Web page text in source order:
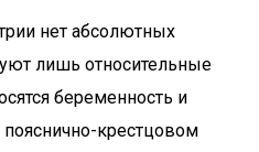
нет абсолютных
лишь относительные
беременность и
крестцовом